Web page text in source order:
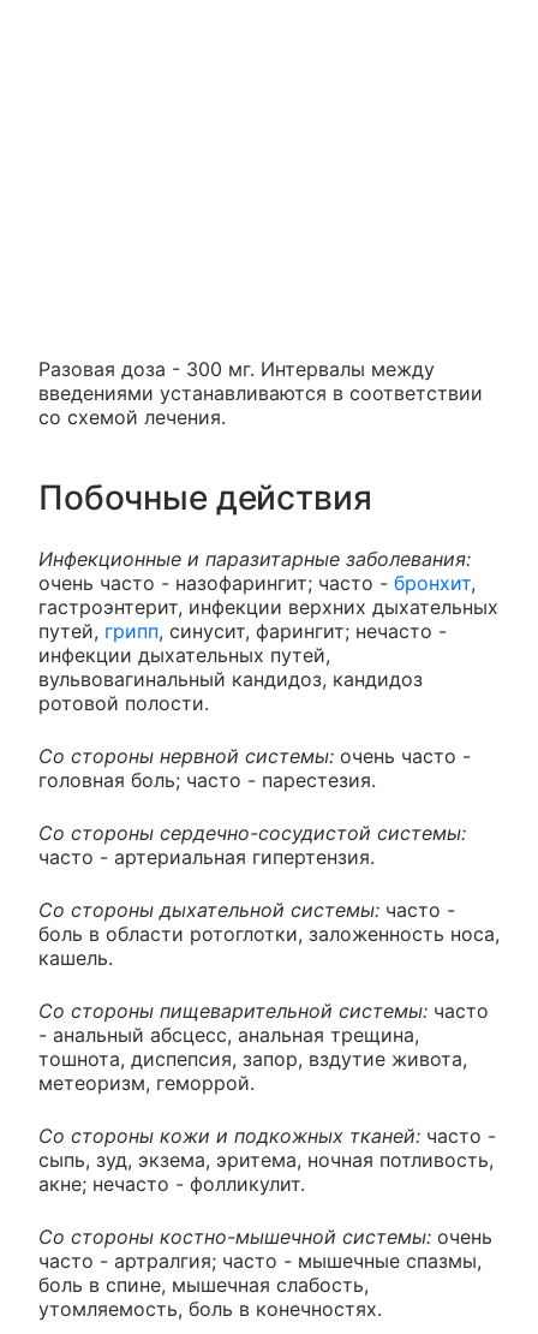
Разовая доза - 300 мг. Интервалы между
введениями устанавливаются в соответствии
со схемой лечения.
Побочные действия
Инфекционные и паразитарные заболевания:
очень часто - назофарингит; часто - бронхит,
гастроэнтерит, инфекции верхних дыхательных
путей, грипп, синусит, фарингит; нечасто -
инфекции дыхательных путей,
вульвовагинальный кандидоз, кандидоз
ротовой полости.
Со стороны нервной системы: очень часто -
головная боль; часто - парестезия.
Со стороны сердечно-сосудистой системы:
часто - артериальная гипертензия.
Со стороны дыхательной системы: часто -
боль в области ротоглотки, заложенность носа,
кашель.
Со стороны пищеварительной системы: часто
- анальный абсцесс, анальная трещина,
тошнота, диспепсия, запор, вздутие живота,
метеоризм, геморрой.
Со стороны кожи и подкожных тканей: часто -
сыпь, зуд, экзема, эритема, ночная потливость,
акне; нечасто - фолликулит.
Со стороны костно-мышечной системы: очень
часто - артралгия; часто - мышечные спазмы,
боль в спине, мышечная слабость,
утомляемость, боль в конечностях.